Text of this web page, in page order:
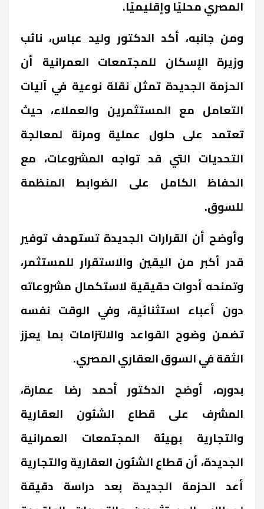
المصري محليًا وإقليميًا.
ومن جانبه، أكد الدكتور وليد عباس، نائب
وزيرة الإسكان للمجتمعات العمرانية أن
الحزمة الجديدة تمثل نقلة نوعية في آليات
التعامل مع المستثمرين والعملاء، حيث
تعتمد على حلول عملية ومرنة لمعالجة
التحديات التي قد تواجه المشروعات، مع
الحفاظ الكامل على الضوابط المنظمة
للسوق.
وأوضح أن القرارات الجديدة تستهدف توفير
قدر أكبر من اليقين والاستقرار للمستثمر،
وتمنحه أدوات حقيقية لاستكمال مشروعاته
دون أعباء استثنائية، وفي الوقت نفسه
تضمن وضوح القواعد والالتزامات بما يعزز
الثقة في السوق العقاري المصري.
بدوره، أوضح الدكتور أحمد رضا عمارة،
المشرف على قطاع الشئون العقارية
والتجارية بهيئة المجتمعات العمرانية
الجديدة، أن قطاع الشئون العقارية والتجارية
أعد الحزمة الجديدة بعد دراسة دقيقة